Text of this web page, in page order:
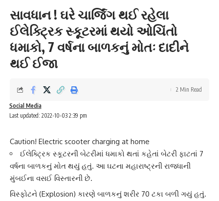
સાવધાન ! ઘરે ચાર્જિંગ થઈ રહેલા
ઈલેક્ટ્રિક સ્કૂટરમાં થયો ઓચિંતો
ધમાકો, 7 વર્ષના બાળકનું મોતઃ દાદીને
થઈ ઈજા
Last updated: 2022-10-03 2:39 pm
Social Media
2 Min Read
Caution! Electric scooter charging at home
ઈલેક્ટ્રિક સ્કૂટરની બેટરીમાં ધમાકો થતાં કહેતાં બેટરી ફાટતાં 7
વર્ષના બાળકનું મોત થયું હતું. આ ઘટના મહારાષ્ટ્રની રાજધાની
મુંબઈના વસઈ વિસ્તારની છે.
વિસ્ફોટને (Explosion) કારણે બાળકનું શરીર 70 ટકા બળી ગયું હતું.